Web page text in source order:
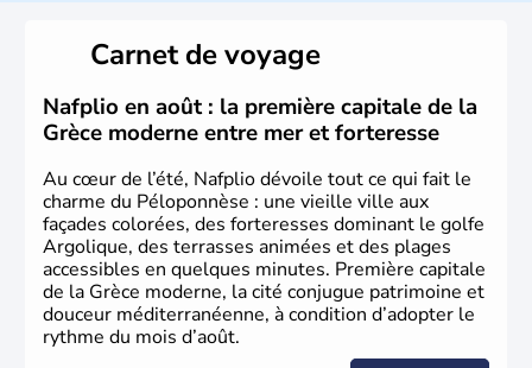
l'invention des Jeux Olympiques en 776 avant J.C. Le 25
mars 1820 sonne le début de la Guerre d'indépendance,
aujourd'hui date de la fête nationale grecque. La Grèce
est définitivement reconnue comme état indépendant à
partir de 1830.
Carnet de voyage
Nafplio en août : la première capitale de la
Grèce moderne entre mer et forteresse
Au cœur de l’été, Nafplio dévoile tout ce qui fait le
charme du Péloponnèse : une vieille ville aux
façades colorées, des forteresses dominant le golfe
Argolique, des terrasses animées et des plages
accessibles en quelques minutes. Première capitale
de la Grèce moderne, la cité conjugue patrimoine et
douceur méditerranéenne, à condition d’adopter le
rythme du mois d’août.